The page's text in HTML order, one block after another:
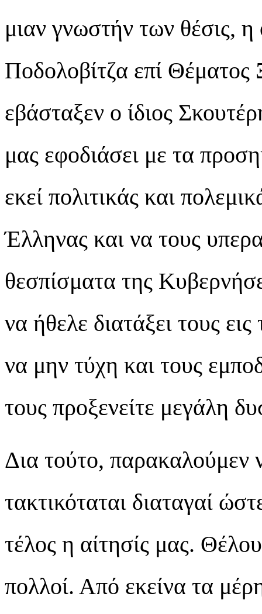
μιαν γνωστήν των θέσις,
Ποδολοβίτζα επί
εβάσταξεν ο ίδιος
μας εφοδιάσει με τα
εκεί πολιτικάς και
Έλληνας και να τους
θεσπίσματα της
να ήθελε διατάξει τους
να μην τύχη και τους
τους προξενείτε μεγάλη
Δια τούτο, παρακαλούμεν
τακτικόταται διαταγαί
τέλος η αίτησίς μας.
πολλοί. Από εκείνα τα